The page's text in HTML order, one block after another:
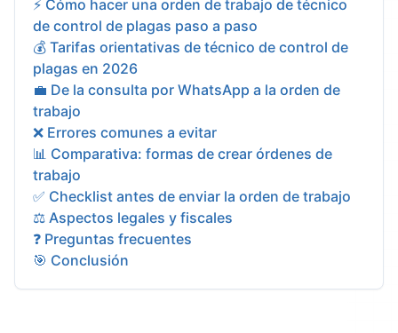
⚡ Cómo hacer una orden de trabajo de técnico
de control de plagas paso a paso
💰 Tarifas orientativas de técnico de control de
plagas en 2026
💼 De la consulta por WhatsApp a la orden de
trabajo
❌ Errores comunes a evitar
📊 Comparativa: formas de crear órdenes de
trabajo
✅ Checklist antes de enviar la orden de trabajo
⚖️ Aspectos legales y fiscales
❓ Preguntas frecuentes
🎯 Conclusión